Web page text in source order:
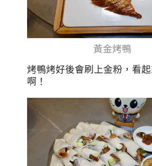
黃金烤鴨
烤鴨烤好後會刷上金粉，看
啊！